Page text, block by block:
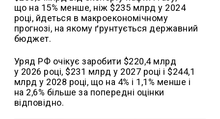
що на 15% менше, ніж $235 млрд у 2024
році, йдеться в макроекономічному
прогнозі, на якому ґрунтується державний
бюджет.
Уряд РФ очікує заробити $220,4 млрд
у 2026 році, $231 млрд у 2027 році і $244,1
млрд у 2028 році, що на 4% і 1,1% менше і
на 2,6% більше за попередні оцінки
відповідно.